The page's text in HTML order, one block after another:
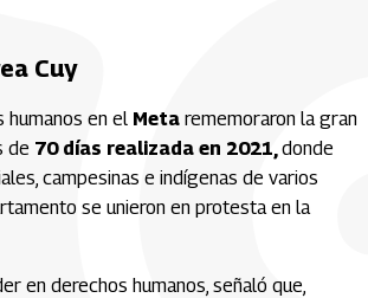
Cuy
humanos en el Meta rememoraron la gran
de 70 días realizada en 2021,donde
campesinas e indígenas de varios
se unieron en protesta en la
en derechos humanos, señaló que,